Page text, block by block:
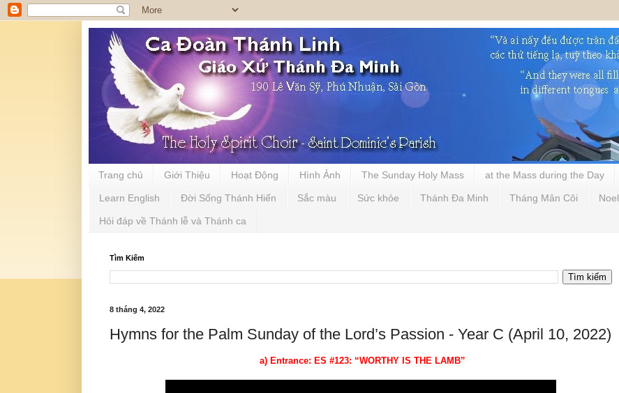
Trang chủ Giới Thiệu Hoạt Động Hình Ảnh The Sunday Holy Mass at the Mass during the Day
Learn English Đời Sống Thánh Hiến Sắc màu Sức khỏe Thánh Đa Minh Tháng Mân Côi Noel
Hỏi đáp về Thánh lễ và Thánh ca
Tìm Kiếm
8 tháng 4, 2022
Hymns for the Palm Sunday of the Lord’s Passion - Year C (April 10, 2022)
a) Entrance: ES #123: “WORTHY IS THE LAMB”